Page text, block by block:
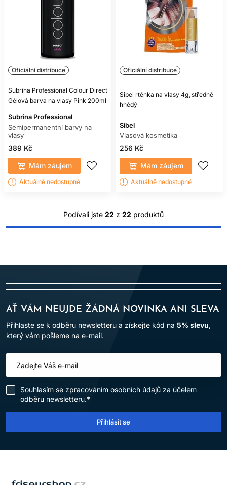
Oficiální distribuce
Subrina Professional Colour Direct
Gélová barva na vlasy Pink 200ml
Subrina Professional
Semipermanentní barvy na
vlasy
389 Kč
Mám záujem
Aktuálně nedostupné
Oficiální distribuce
Sibel rtěnka na vlasy 4g, středně
hnědý
Sibel
Vlasová kosmetika
256 Kč
Mám záujem
Aktuálně nedostupné
Podívali jste 22 z 22 produktů
AŤ VÁM NEUJDE ŽÁDNÁ NOVINKA ANI SLEVA
Přihlaste se k odběru newsletteru a získejte kód na 5% slevu,
který vám pošleme na e-mail.
Souhlasím se zpracováním osobních údajů za účelem
odběru newsletteru.*
Přihlásit se